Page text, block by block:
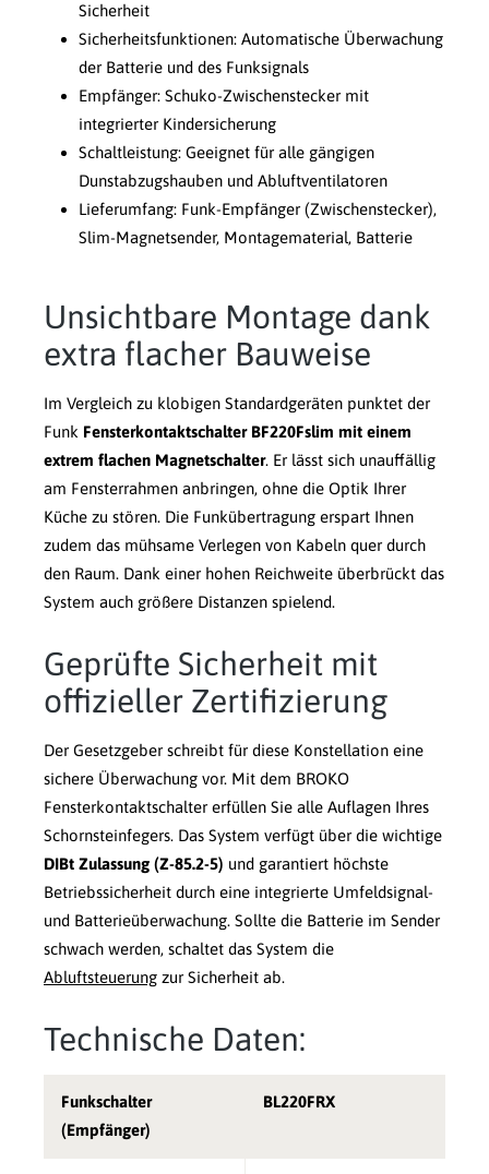
Sicherheit
Sicherheitsfunktionen: Automatische Überwachung
der Batterie und des Funksignals
Empfänger: Schuko-Zwischenstecker mit
integrierter Kindersicherung
Schaltleistung: Geeignet für alle gängigen
Dunstabzugshauben und Abluftventilatoren
Lieferumfang: Funk-Empfänger (Zwischenstecker),
Slim-Magnetsender, Montagematerial, Batterie
Unsichtbare Montage dank
extra flacher Bauweise
Im Vergleich zu klobigen Standardgeräten punktet der
Funk Fensterkontaktschalter BF220Fslim mit einem
extrem flachen Magnetschalter. Er lässt sich unauffällig
am Fensterrahmen anbringen, ohne die Optik Ihrer
Küche zu stören. Die Funkübertragung erspart Ihnen
zudem das mühsame Verlegen von Kabeln quer durch
den Raum. Dank einer hohen Reichweite überbrückt das
System auch größere Distanzen spielend.
Geprüfte Sicherheit mit
offizieller Zertifizierung
Der Gesetzgeber schreibt für diese Konstellation eine
sichere Überwachung vor. Mit dem BROKO
Fensterkontaktschalter erfüllen Sie alle Auflagen Ihres
Schornsteinfegers. Das System verfügt über die wichtige
DIBt Zulassung (Z-85.2-5) und garantiert höchste
Betriebssicherheit durch eine integrierte Umfeldsignal-
und Batterieüberwachung. Sollte die Batterie im Sender
schwach werden, schaltet das System die
Abluftsteuerung zur Sicherheit ab.
Technische Daten:
Funkschalter
(Empfänger)
BL220FRX